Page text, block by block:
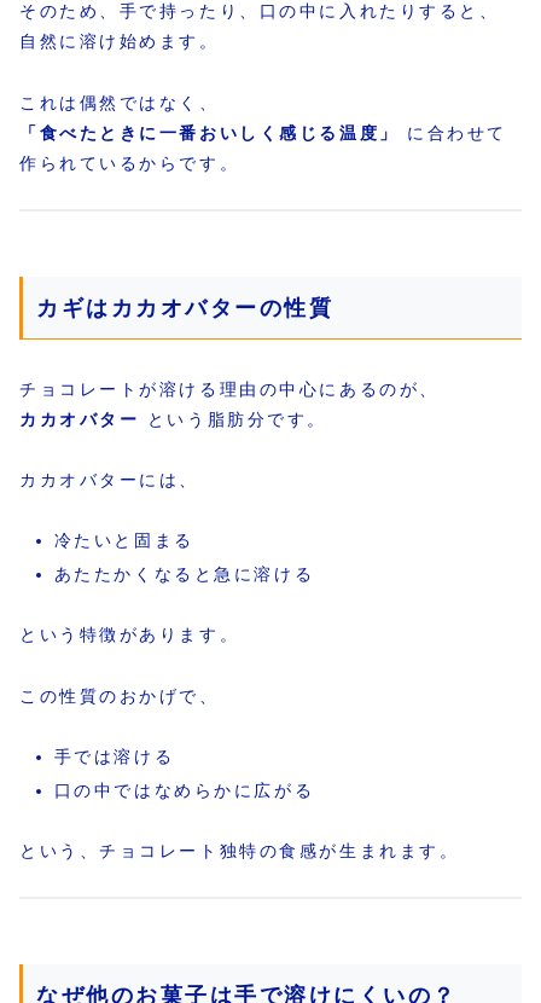
そのため、手で持ったり、口の中に入れたりすると、
自然に溶け始めます。
これは偶然ではなく、
「食べたときに一番おいしく感じる温度」
に合わせて
作られているからです。
カギはカカオバターの性質
チョコレートが溶ける理由の中心にあるのが、
カカオバター
という脂肪分です。
カカオバターには、
冷たいと固まる
あたたかくなると急に溶ける
という特徴があります。
この性質のおかげで、
手では溶ける
口の中ではなめらかに広がる
という、チョコレート独特の食感が生まれます。
なぜ他のお菓子は手で溶けにくいの？